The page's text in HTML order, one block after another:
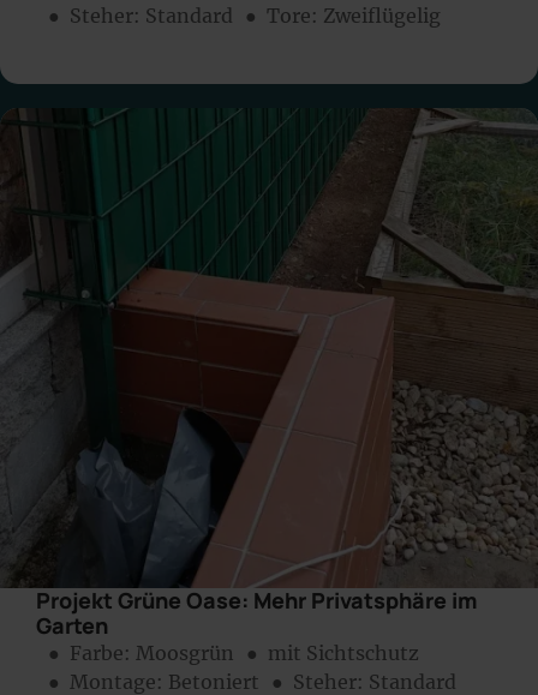
● Steher: Standard
● Tore: Zweiflügelig
Projekt Grüne Oase: Mehr Privatsphäre im
Garten
● Farbe: Moosgrün
● mit Sichtschutz
● Montage: Betoniert
● Steher: Standard